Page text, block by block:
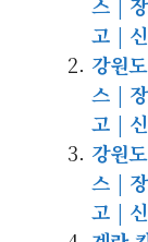
고 |
강원
스 |
고 |
강원
스 |
고 |